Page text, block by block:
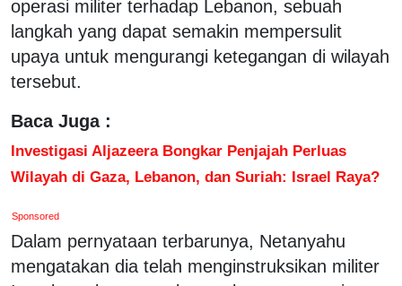
operasi militer terhadap Lebanon, sebuah
langkah yang dapat semakin mempersulit
upaya untuk mengurangi ketegangan di wilayah
tersebut.
Baca Juga :
Investigasi Aljazeera Bongkar Penjajah Perluas
Wilayah di Gaza, Lebanon, dan Suriah: Israel Raya?
Sponsored
Dalam pernyataan terbarunya, Netanyahu
mengatakan dia telah menginstruksikan militer